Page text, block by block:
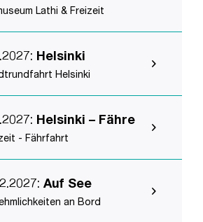
Lathi & Freizeit
: Helsinki
Helsinki
: Helsinki – Fähre
- Fährfahrt
: Auf See
an Bord